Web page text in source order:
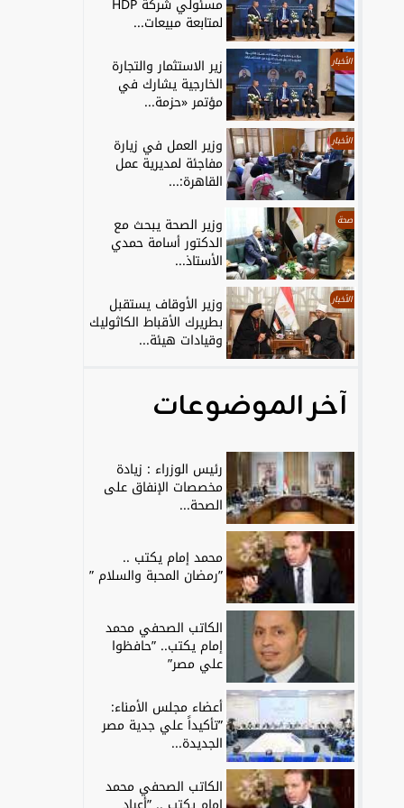
مسئولي شركة HDP
لمتابعة مبيعات...
الأخبار زير الاستثمار والتجارة
الخارجية يشارك في
مؤتمر «حزمة...
الأخبار وزير العمل في زيارة
مفاجئة لمديرية عمل
القاهرة:...
صحة وزير الصحة يبحث مع
الدكتور أسامة حمدي
الأستاذ...
الأخبار وزير الأوقاف يستقبل
بطريرك الأقباط الكاثوليك
وقيادات هيئة...
آخر الموضوعات
رئيس الوزراء : زيادة
مخصصات الإنفاق على
الصحة...
محمد إمام يكتب ..
”رمضان المحبة والسلام ”
الكاتب الصحفي محمد
إمام يكتب.. ”حافظوا
علي مصر”
أعضاء مجلس الأمناء:
”تأكيداً علي جدية مصر
الجديدة...
الكاتب الصحفي محمد